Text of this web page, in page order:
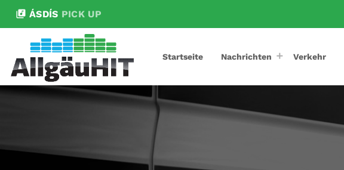
library_music ÁSDÍS PICK UP
Startseite Nachrichten Verkehr